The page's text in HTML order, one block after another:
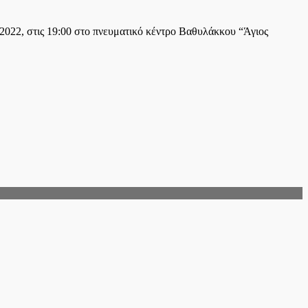
στις 19:00 στο πνευματικό κέντρο Βαθυλάκκου “Άγιος